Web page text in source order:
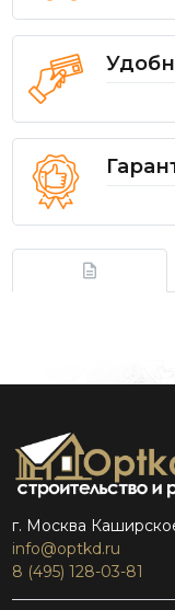
г. Москва
info@optkd.ru
8 (495) 128-03-81